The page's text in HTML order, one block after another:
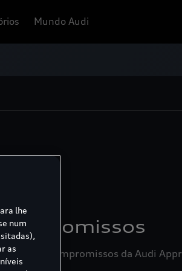
Mundo Audi
os compromissos da Audi
lhe
num
as